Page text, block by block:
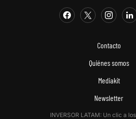
Contacto
Quiénes somos
Mediakit
Newsletter
INVERSOR LATAM: Un clic a